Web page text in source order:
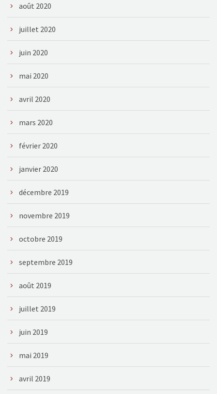
août 2020
juillet 2020
juin 2020
mai 2020
avril 2020
mars 2020
février 2020
janvier 2020
décembre 2019
novembre 2019
octobre 2019
septembre 2019
août 2019
juillet 2019
juin 2019
mai 2019
avril 2019